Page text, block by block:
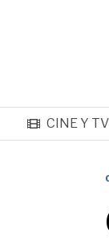
CINE Y TV